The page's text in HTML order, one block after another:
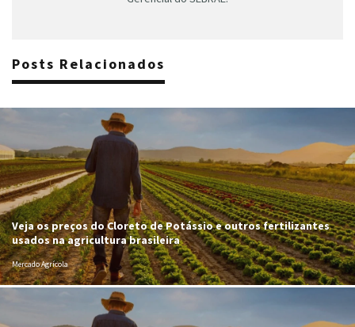
Posts Relacionados
Veja os preços do Cloreto de Potássio e outros fertilizantes
usados na agricultura brasileira
Mercado Agrícola